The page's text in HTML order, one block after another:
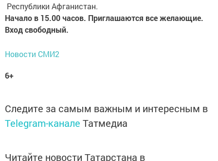
Республики Афганистан.
Начало в 15.00 часов. Приглашаются все желающие.
Вход свободный.
Новости СМИ2
6+
Следите за самым важным и интересным в
Telegram-канале Татмедиа
Читайте новости Татарстана в